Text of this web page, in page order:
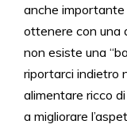
anche importante
ottenere con una
non esiste una
riportarci indietro
alimentare ricco
a migliorare